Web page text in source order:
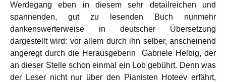
Werdegang eben in diesem sehr detailreichen und
spannenden, gut zu lesenden Buch nunmehr
dankenswerterweise in deutscher Übersetzung
dargestellt wird: vor allem durch ihn selber, anscheinend
angeregt durch die Herausgeberin Gabriele Helbig, der
an dieser Stelle schon einmal ein Lob gebührt. Denn was
der Leser nicht nur über den Pianisten Hoteev erfährt,